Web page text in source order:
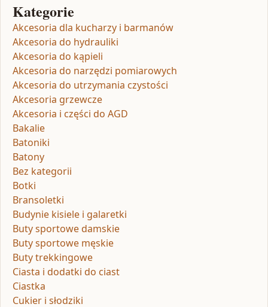
Kategorie
Akcesoria dla kucharzy i barmanów
Akcesoria do hydrauliki
Akcesoria do kąpieli
Akcesoria do narzędzi pomiarowych
Akcesoria do utrzymania czystości
Akcesoria grzewcze
Akcesoria i części do AGD
Bakalie
Batoniki
Batony
Bez kategorii
Botki
Bransoletki
Budynie kisiele i galaretki
Buty sportowe damskie
Buty sportowe męskie
Buty trekkingowe
Ciasta i dodatki do ciast
Ciastka
Cukier i słodziki